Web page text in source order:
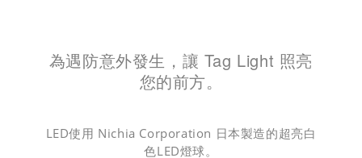
為遇防意外發生，讓 Tag Light 照亮
您的前方。
LED使用 Nichia Corporation 日本製造的超亮白
色LED燈球。